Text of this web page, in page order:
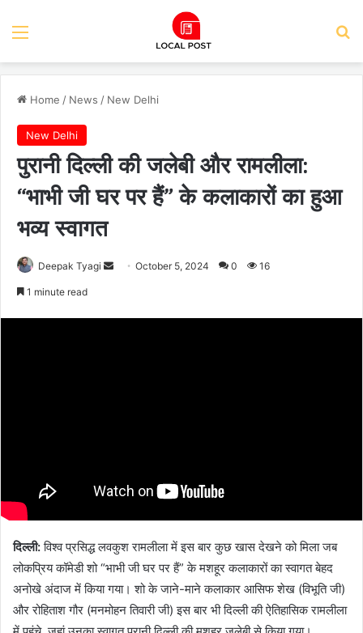
Menu
Home / News / New Delhi
New Delhi
पुरानी दिल्ली की जलेबी और रामलीला:
“भाभी जी घर पर हैं” के कलाकारों का हुआ
भव्य स्वागत
Deepak Tyagi
SendOctober 5, 2024 0 16
1 minute read
दिल्ली:विश्व प्रसिद्ध लवकुश रामलीला में इस बार कुछ खास देखने को मिला जब
लोकप्रिय कॉमेडी शो “भाभी जी घर पर हैं” के मशहूर कलाकारों का स्वागत बेहद
अनोखे अंदाज में किया गया। शो के जाने-माने कलाकार आसिफ शेख (विभूति जी)
और रोहिताश गौर (मनमोहन तिवारी जी) इस बार भी दिल्ली की ऐतिहासिक रामलीला